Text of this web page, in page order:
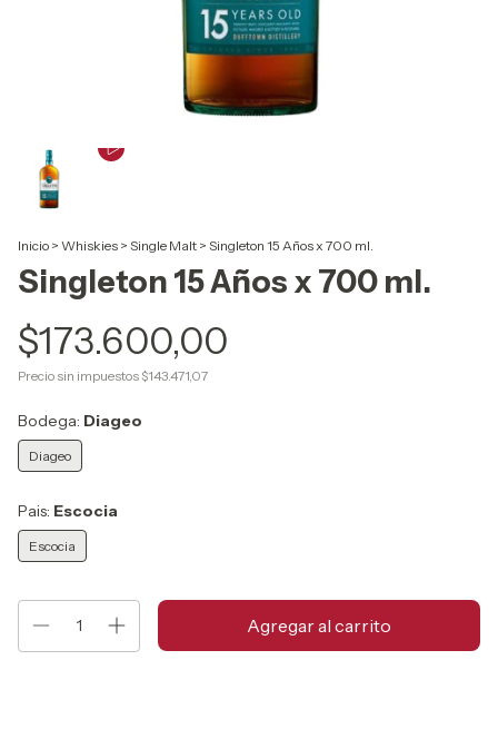
Inicio > Whiskies > Single Malt > Singleton 15 Años x 700 ml.
Singleton 15 Años x 700 ml.
$173.600,00
Precio sin impuestos $143.471,07
Bodega: Diageo
Diageo
Pais: Escocia
Escocia